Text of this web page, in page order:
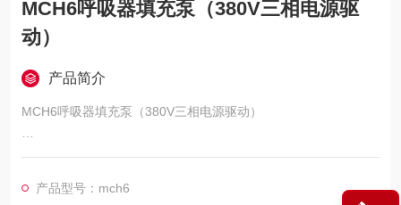
MCH6呼吸器填充泵（380V三相电源驱
动）
产品简介
MCH6呼吸器填充泵（380V三相电源驱动）
型号:MCH6/ET STANDARD
产地:意大利
产品型号：mch6